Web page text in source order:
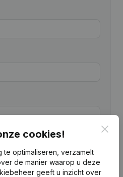
cookies!
te optimaliseren, verzamelt
de manier waarop u deze
geeft u inzicht over